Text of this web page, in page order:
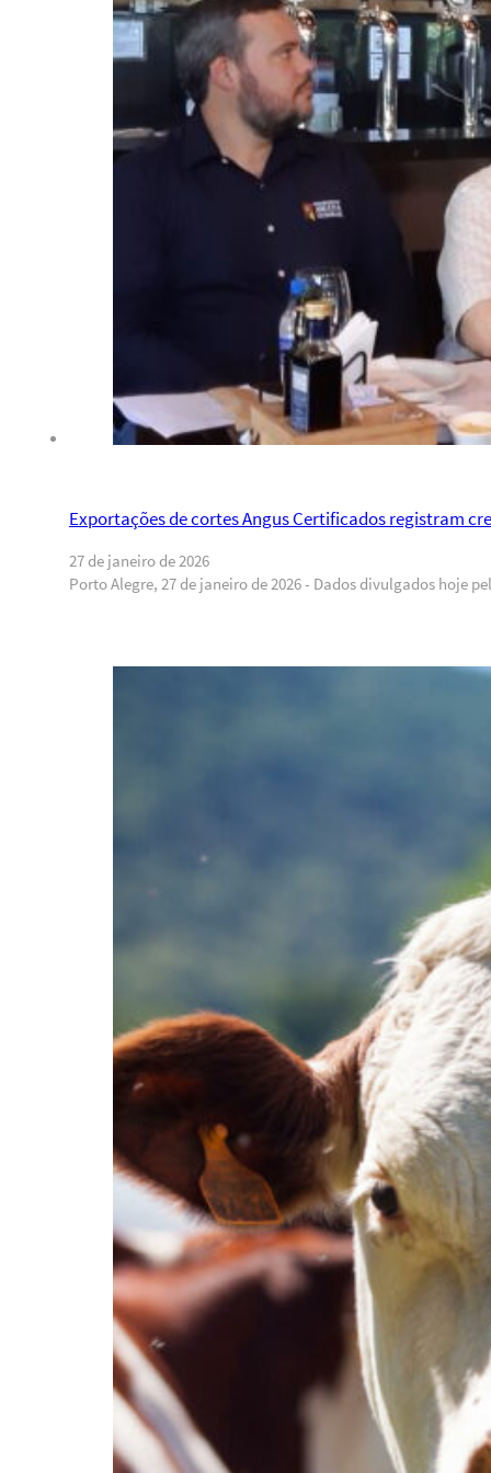
Exportações de cortes Angus Certificados registram
27 de janeiro de 2026
Porto Alegre, 27 de janeiro de 2026 - Dados divulgados hoje